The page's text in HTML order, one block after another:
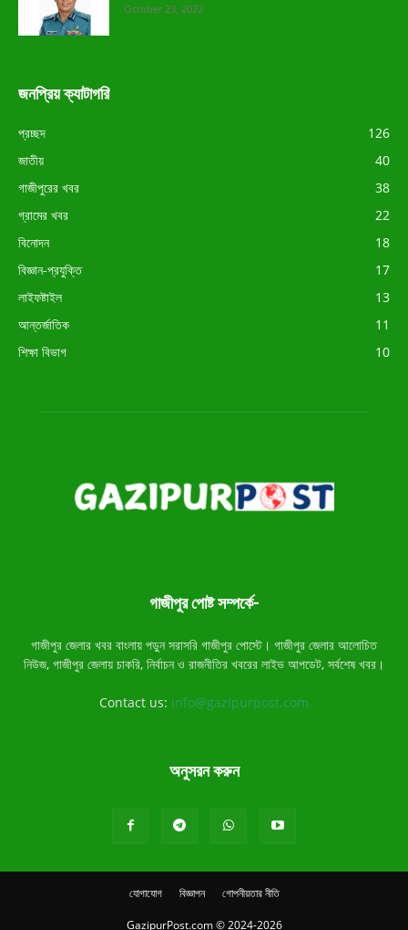
October 23, 2022
জনপ্রিয় ক্যাটাগরি
প্রচ্ছদ
126
জাতীয়
40
গাজীপুরের খবর
38
গ্রামের খবর
22
বিনোদন
18
বিজ্ঞান-প্রযুক্তি
17
লাইফষ্টাইল
13
আন্তর্জাতিক
11
শিক্ষা বিভাগ
10
গাজীপুর পোষ্ট সম্পর্কে-
গাজীপুর জেলার খবর বাংলায় পড়ুন সরাসরি গাজীপুর পোস্টে। গাজীপুর জেলার আলোচিত
নিউজ, গাজীপুর জেলায় চাকরি, নির্বাচন ও রাজনীতির খবরের লাইভ আপডেট, সর্বশেষ খবর।
Contact us: info@gazipurpost.com
অনুসরন করুন
যোগাযোগ বিজ্ঞাপন গোপনীয়তার নীতি
GazipurPost.com © 2024-2026